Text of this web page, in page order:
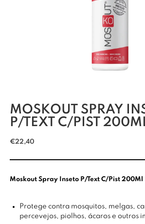
MOSKOUT SPRAY
P/TEXT C/PIST
€22,40
Moskout Spray Inseto P/Text C/Pist 200Ml
Protege contra mosquitos, melgas,
percevejos, piolhos, ácaros e outros